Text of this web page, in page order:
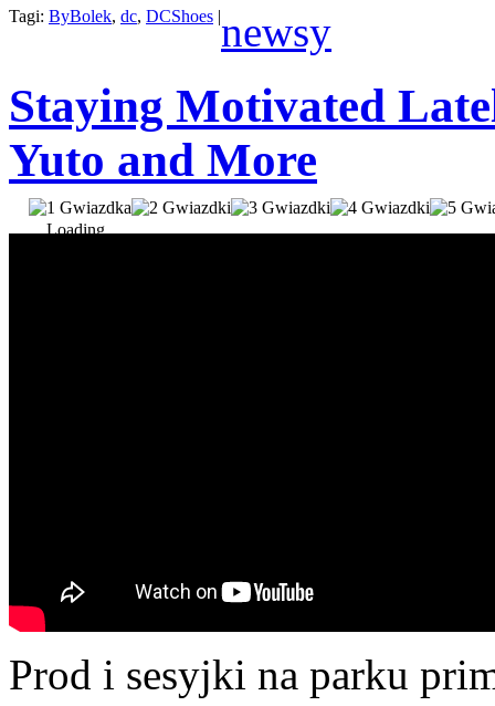
Tagi: ByBolek, dc, DCShoes |newsy
Staying Motivated
Yuto and More
Loading...
Prod i sesyjki na parku